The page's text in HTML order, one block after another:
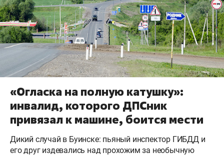
«Огласка на полную катушку»:
инвалид, которого ДПСник
привязал к машине, боится мести
Дикий случай в Буинске: пьяный инспектор ГИБДД и
его друг издевались над прохожим за необычную